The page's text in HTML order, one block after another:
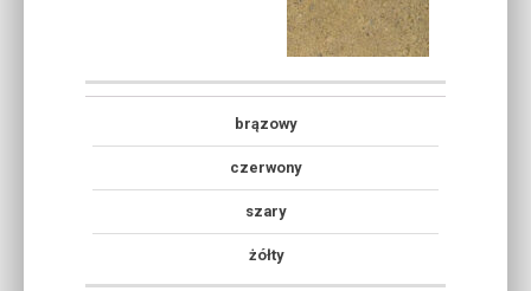
brązowy
czerwony
szary
żółty